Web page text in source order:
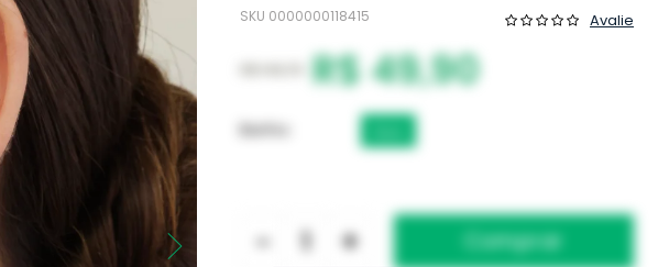
SKU 0000000118415 Avalie
R$ 49,90
Banho
- +